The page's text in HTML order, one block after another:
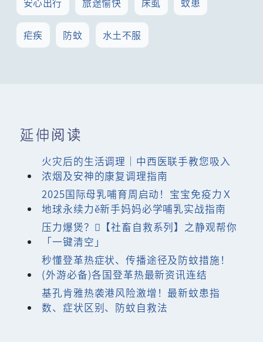
疟疾 防蚊 水土不服
延伸阅读
火灾后的生活调理｜中西医联手教您吸入
浓烟及安神的康复调理指南
2025国际母乳哺育周启动！宝宝免疫力Ｘ
地球永续力ě新手妈妈必学哺乳实战指南
压力爆煲？【社畜自救系列】之静观帮你
「一键清空」
秒懂登革热症状、传播途径及防蚊措施！
(外游必备)各国登革热最新资讯连结
基孔肯雅热袭港风险激增！最新蚊患指
数、症状区别、防蚊自救法